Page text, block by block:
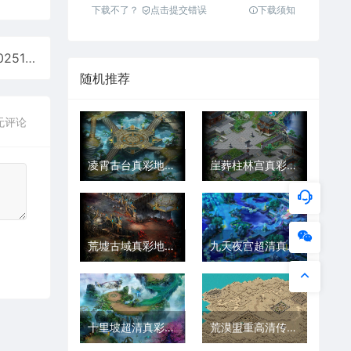
霸业秘境地图5张超清传奇地图素材真彩地砖+工具202512261
评论
下载不了？ 点击提交错误 下载须知
随机推荐
凌霄古台真彩地砖超清传奇地图素材+工具202511173 崖葬柱林宫真彩传奇地图+工具202511168.rar
荒墟古域真彩地砖超清传奇地图+工具2025111713 九天夜宫超清真彩传奇地图素材+工具202511202
十里坡超清真彩传奇地图素材+工具202511212 荒漠盟重高清传奇地图素材真彩地砖+工具202511216